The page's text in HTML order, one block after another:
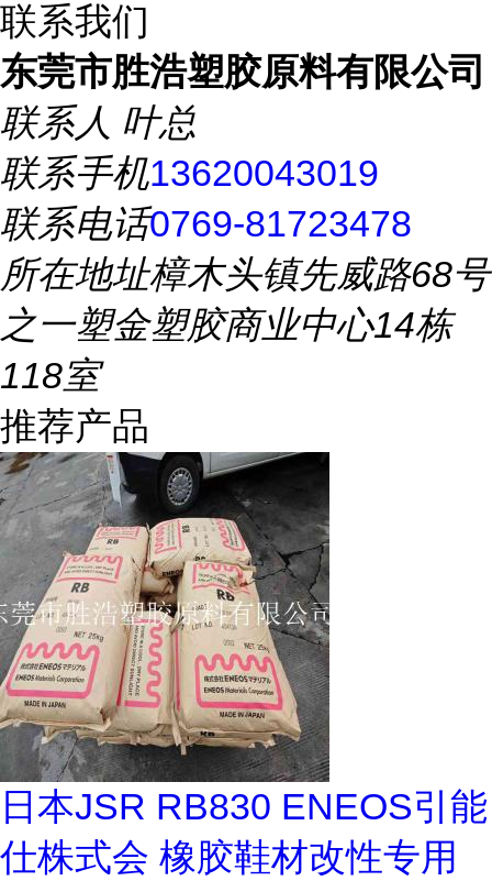
联系我们
东莞市胜浩塑胶原料有限公司
联系人 叶总
联系手机13620043019
联系电话0769-81723478
所在地址樟木头镇先威路68号
之一塑金塑胶商业中心14栋
118室
推荐产品
日本JSR RB830 ENEOS引能
仕株式会 橡胶鞋材改性专用